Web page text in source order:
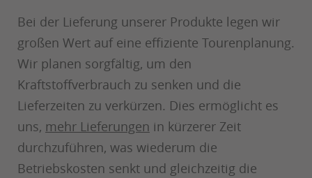
Bei der Lieferung unserer Produkte legen wir
großen Wert auf eine effiziente Tourenplanung.
Wir planen sorgfältig, um den
Kraftstoffverbrauch zu senken und die
Lieferzeiten zu verkürzen. Dies ermöglicht es
uns, mehr Lieferungen in kürzerer Zeit
durchzuführen, was wiederum die
Betriebskosten senkt und gleichzeitig die